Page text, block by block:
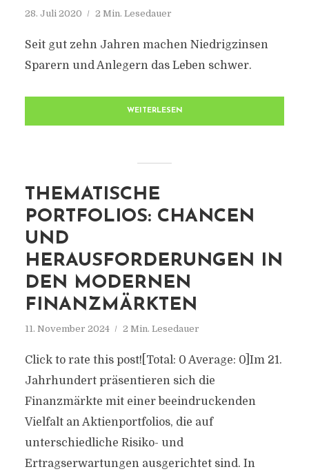
28. Juli 2020 2 Min. Lesedauer
Seit gut zehn Jahren machen Niedrigzinsen
Sparern und Anlegern das Leben schwer.
WEITERLESEN
THEMATISCHE
PORTFOLIOS: CHANCEN
UND
HERAUSFORDERUNGEN IN
DEN MODERNEN
FINANZMÄRKTEN
11. November 2024 2 Min. Lesedauer
Click to rate this post![Total: 0 Average: 0]Im 21.
Jahrhundert präsentieren sich die
Finanzmärkte mit einer beeindruckenden
Vielfalt an Aktienportfolios, die auf
unterschiedliche Risiko- und
Ertragserwartungen ausgerichtet sind. In